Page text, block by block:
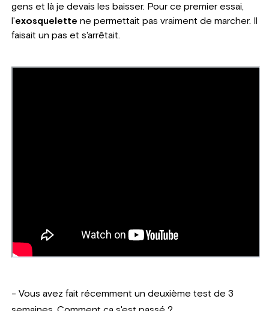
gens et là je devais les baisser. Pour ce premier essai,
l'exosquelette ne permettait pas vraiment de marcher. Il
faisait un pas et s'arrêtait.
- Vous avez fait récemment un deuxième test de 3